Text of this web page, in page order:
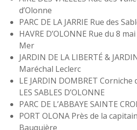
d’Olonne
PARC DE LA JARRIE Rue des
HAVRE D’OLONNE Rue du 8
Mer
JARDIN DE LA LIBERTÉ &
Maréchal Leclerc
LE JARDIN DOMBRET
LES SABLES D’OLONNE
PARC DE L’ABBAYE SAINTE
PORT OLONA Près de la
Bauquière